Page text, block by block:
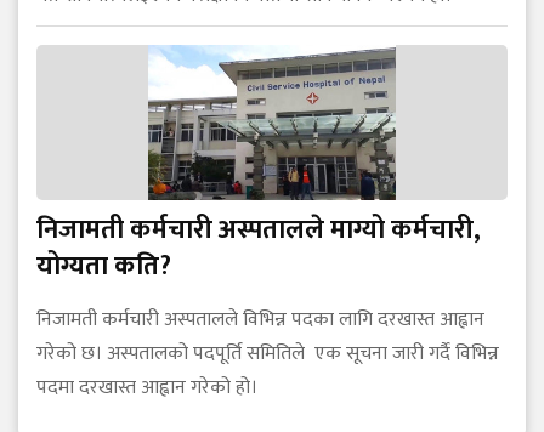
निजामती कर्मचारी अस्पतालले माग्यो कर्मचारी,
योग्यता कति?
निजामती कर्मचारी अस्पतालले विभिन्न पदका लागि दरखास्त आह्वान
गरेको छ। अस्पतालको पदपूर्ति समितिले एक सूचना जारी गर्दै विभिन्न
पदमा दरखास्त आह्वान गरेको हो।